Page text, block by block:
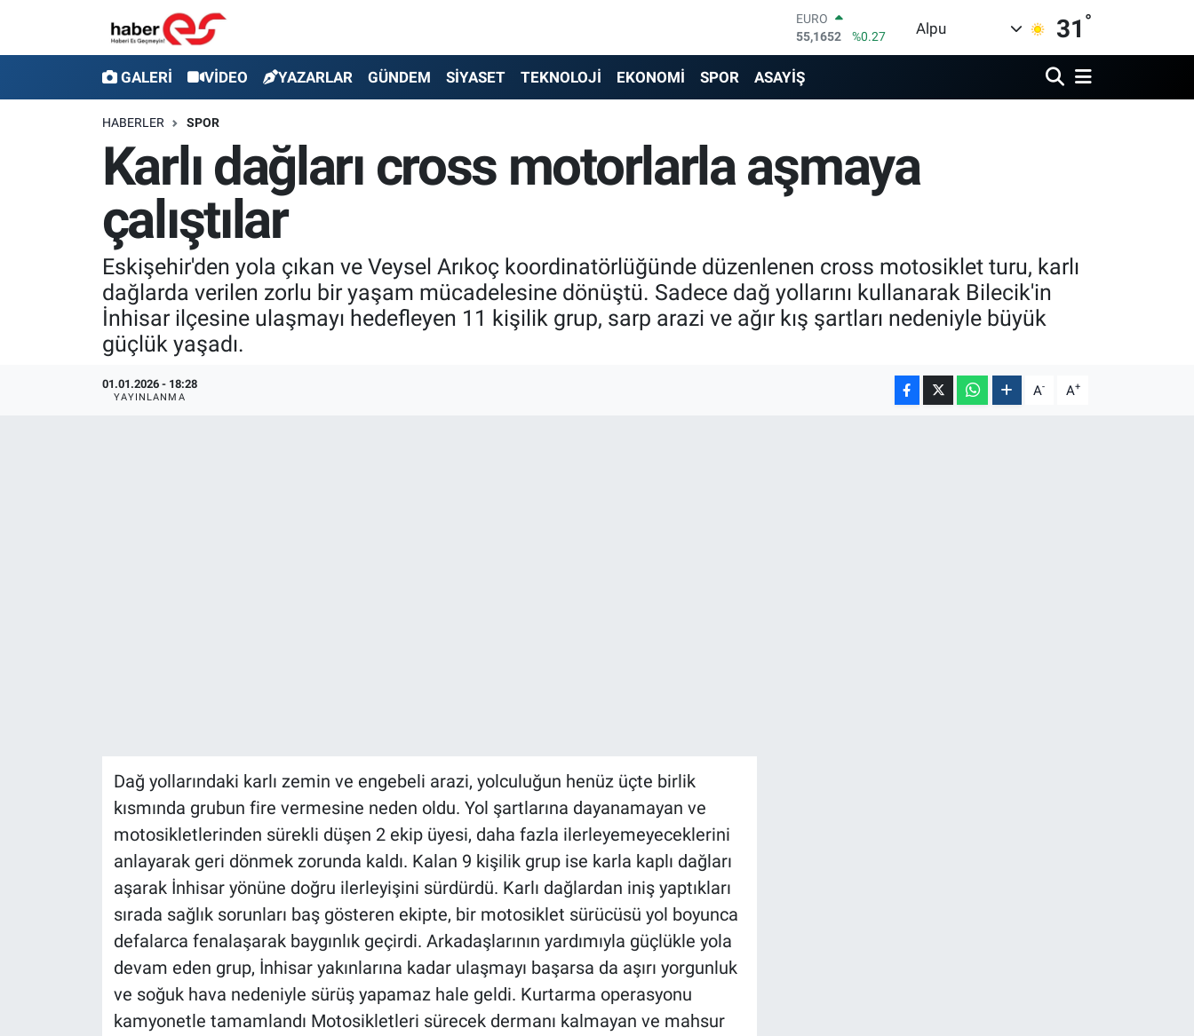
EURO
55,1652
%0.27
STERLİN
64,4046
GRAM ALTIN
BITCOIN
65.130,04
%1.2
Alpu 31 °
GALERİ VİDEO YAZARLAR GÜNDEM SİYASET TEKNOLOJİ EKONOMİ SPOR ASAYİŞ
HABERLER SPOR
Karlı dağları cross motorlarla aşmaya
çalıştılar
Eskişehir'den yola çıkan ve Veysel Arıkoç koordinatörlüğünde düzenlenen cross motosiklet turu, karlı
dağlarda verilen zorlu bir yaşam mücadelesine dönüştü. Sadece dağ yollarını kullanarak Bilecik'in
İnhisar ilçesine ulaşmayı hedefleyen 11 kişilik grup, sarp arazi ve ağır kış şartları nedeniyle büyük
güçlük yaşadı.
01.01.2026 - 18:28
YAYINLANMA A- A+
Dağ yollarındaki karlı zemin ve engebeli arazi, yolculuğun henüz üçte birlik
kısmında grubun fire vermesine neden oldu. Yol şartlarına dayanamayan ve
motosikletlerinden sürekli düşen 2 ekip üyesi, daha fazla ilerleyemeyeceklerini
anlayarak geri dönmek zorunda kaldı. Kalan 9 kişilik grup ise karla kaplı dağları
aşarak İnhisar yönüne doğru ilerleyişini sürdürdü. Karlı dağlardan iniş yaptıkları
sırada sağlık sorunları baş gösteren ekipte, bir motosiklet sürücüsü yol boyunca
defalarca fenalaşarak baygınlık geçirdi. Arkadaşlarının yardımıyla güçlükle yola
devam eden grup, İnhisar yakınlarına kadar ulaşmayı başarsa da aşırı yorgunluk
ve soğuk hava nedeniyle sürüş yapamaz hale geldi. Kurtarma operasyonu
kamyonetle tamamlandı Motosikletleri sürecek dermanı kalmayan ve mahsur
YAZARLAR
TEKNOLOJİ
EKONOMİ
Eskişehir Nöbetçi Eczaneler
Eskişehir Trafik Yoğunluk Haritası
Süper Lig Puan Durumu ve Fikstür
Tüm Manşetler
Son Dakika Haberleri
Haber Arşivi